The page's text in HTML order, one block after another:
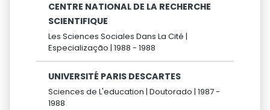
CENTRE NATIONAL DE LA RECHERCHE
SCIENTIFIQUE
Les Sciences Sociales Dans La Cité |
Especialização | 1988 - 1988
UNIVERSITÉ PARIS DESCARTES
Sciences de L'education | Doutorado | 1987 -
1988